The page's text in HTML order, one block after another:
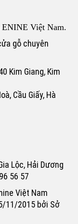
Việt Nam.
gỗ chuyên
Kim Giang, Kim
Cầu Giấy, Hà
Lộc, Hải Dương
56 57
Việt Nam
11/2015 bởi Sở